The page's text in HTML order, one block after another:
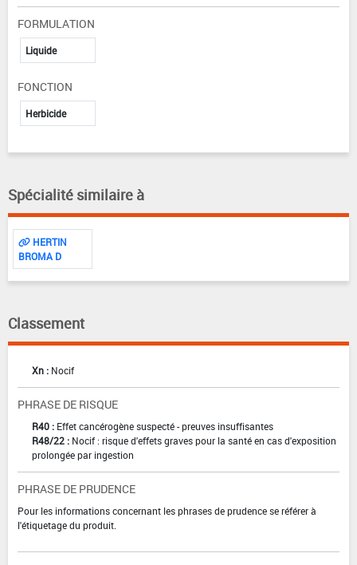
FORMULATION
Liquide
FONCTION
Herbicide
Spécialité similaire à
HERTIN
BROMA D
Classement
Xn : Nocif
PHRASE DE RISQUE
R40 : Effet cancérogène suspecté - preuves insuffisantes
R48/22 : Nocif : risque d'effets graves pour la santé en cas d'exposition
prolongée par ingestion
PHRASE DE PRUDENCE
Pour les informations concernant les phrases de prudence se référer à
l'étiquetage du produit.